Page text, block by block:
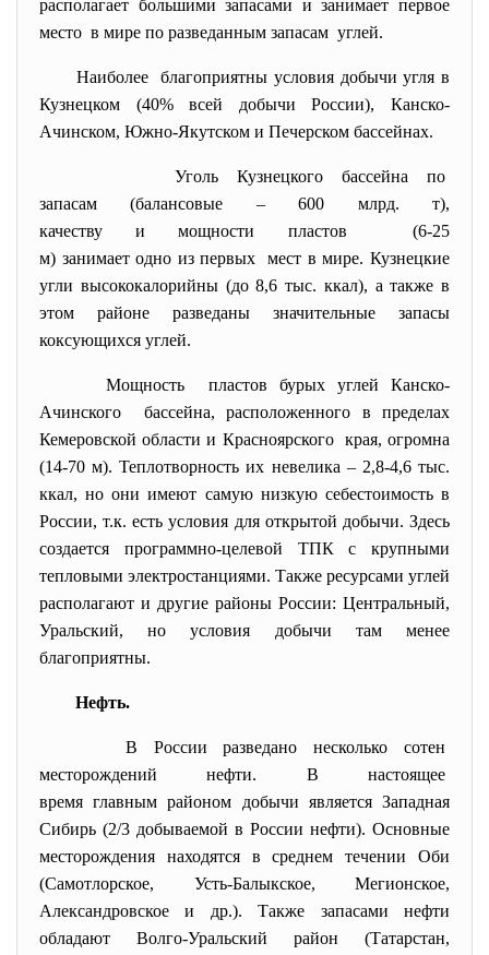
располагает большими запасами и занимает первое
место в мире по разведанным запасам углей.
Наиболее благоприятны условия добычи угля в
Кузнецком (40% всей добычи России), Канско-
Ачинском, Южно-Якутском и Печерском бассейнах.
Уголь Кузнецкого бассейна по
запасам (балансовые – 600 млрд. т),
качеству и мощности пластов (6-25
м) занимает одно из первых мест в мире. Кузнецкие
угли высококалорийны (до 8,6 тыс. ккал), а также в
этом районе разведаны значительные запасы
коксующихся углей.
Мощность пластов бурых углей Канско-
Ачинского бассейна, расположенного в пределах
Кемеровской области и Красноярского края, огромна
(14-70 м). Теплотворность их невелика – 2,8-4,6 тыс.
ккал, но они имеют самую низкую себестоимость в
России, т.к. есть условия для открытой добычи. Здесь
создается программно-целевой ТПК с крупными
тепловыми электростанциями. Также ресурсами углей
располагают и другие районы России: Центральный,
Уральский, но условия добычи там менее
благоприятны.
Нефть.
В России разведано несколько сотен
месторождений нефти. В настоящее
время главным районом добычи является Западная
Сибирь (2/3 добываемой в России нефти). Основные
месторождения находятся в среднем течении Оби
(Самотлорское, Усть-Балыкское, Мегионское,
Александровское и др.). Также запасами нефти
обладают Волго-Уральский район (Татарстан,